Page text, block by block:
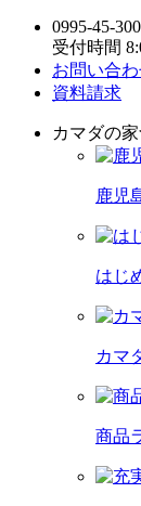
0995-45-
受付時間
お問い合
資料請求
カマダの家
鹿児
はじ
カマ
商品